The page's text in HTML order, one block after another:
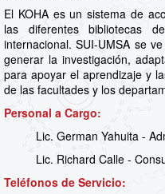
El KOHA es un sistema de
las diferentes bibliotecas
internacional. SUI-UMSA se
generar la investigación,
para apoyar el aprendizaje y
de las facultades y los
Personal a Cargo:
Lic. German Yahuita -
Lic. Richard Calle -
Teléfonos de Servicio: